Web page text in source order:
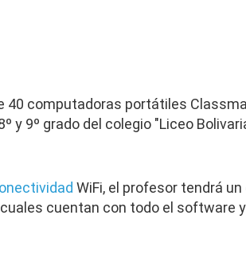
40 computadoras portátiles
y 9º grado del colegio "Liceo
WiFi, el profesor tendrá
cuentan con todo el software